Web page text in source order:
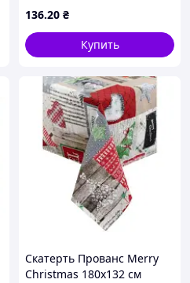
136.20 ₴
Купить
Скатерть Прованс Merry
Christmas 180x132 см